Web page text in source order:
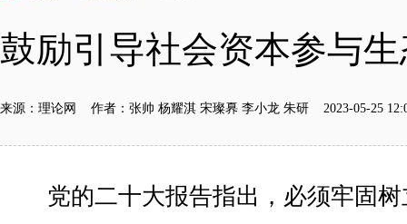
鼓励引导社会资本参与
来源：理论网 作者：张帅 杨耀淇 宋璨奡 李小龙 朱研 2023-05-25
党的二十大报告指出，必须牢固